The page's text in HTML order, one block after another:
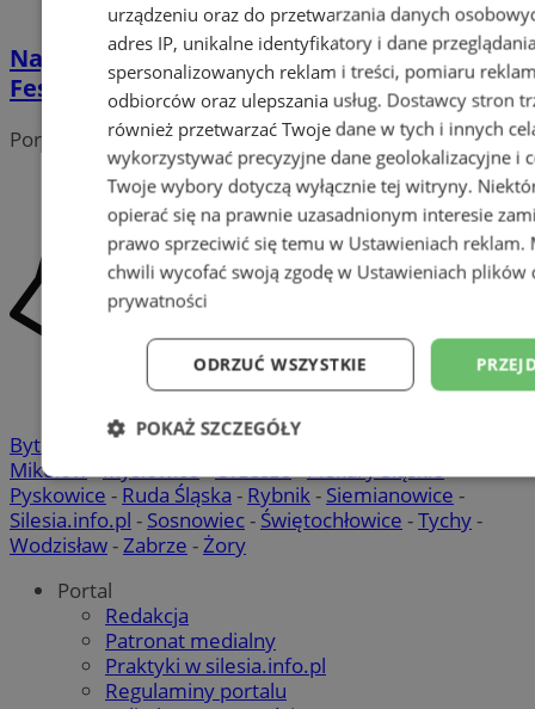
Nagrody i emocje na XI Siemianowickim
Festiwalu Piosenki – zwycięzcy i wyróżnieni
Portal należy do sieci
Bytom Chorzów-Gliwice- Katowice
Mikołów-Mysłowice-Orzesze-Piekary Śląskie-
Pyskowice - Ruda Śląska - Rybnik- Siemianowice -
Silesia.info.pl - Sosnowiec- Świętochłowice -Tychy-
Wodzisław-Zabrze -Żory
Portal
Redakcja
Patronat medialny
Praktyki w silesia.info.pl
Regulaminy portalu
urządzeniu oraz do przetwarzania danych
adres IP, unikalne identyfikatory i dane
spersonalizowanych reklam i treści, pomiaru
odbiorców oraz ulepszania usług. Dostawcy stron
również przetwarzać Twoje dane w tych i innych
wykorzystywać precyzyjne dane geolokalizacyjne i
Twoje wybory dotyczą wyłącznie tej witryny.
opierać się na prawnie uzasadnionym interesie
prawo sprzeciwić się temu w Ustawieniach reklam.
chwili wycofać swoją zgodę w Ustawieniach plików
prywatności
ODRZUĆ WSZYSTKIE
POKAŻ SZCZEGÓŁY
Niezbędne Wydajność